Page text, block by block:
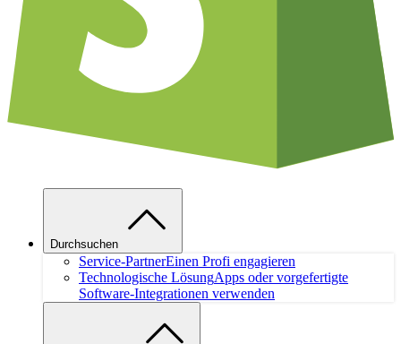
Durchsuchen
Service-PartnerEinen Profi engagieren
Technologische LösungApps oder vorgefertigte
Software-Integrationen verwenden